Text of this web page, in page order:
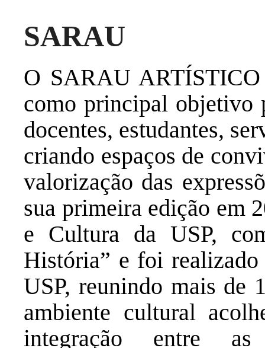
SARAU
O SARAU
como principal objetivo
docentes, estudantes,
criando espaços de
valorização das
sua primeira edição em
e Cultura da USP,
História” e foi
USP, reunindo mais de
ambiente cultural
integração entre